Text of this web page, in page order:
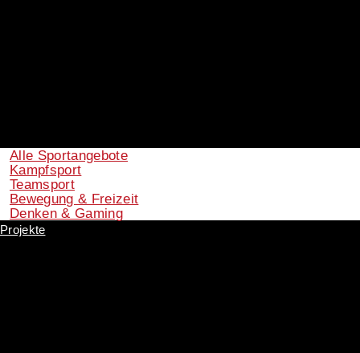
Alle Sportangebote
Kampfsport
Teamsport
Bewegung & Freizeit
Denken & Gaming
Projekte